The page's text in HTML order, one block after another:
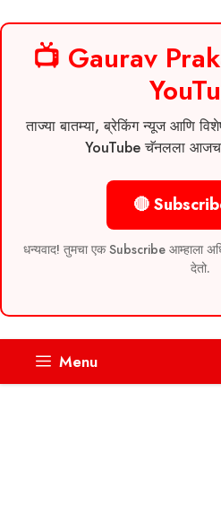
📺 Gaurav
ताज्या बातम्या, ब्रेकिंग न्यूज आणि
YouTube चॅनलला आजच
🔴
धन्यवाद! तुमचा एक Subscribe आम्हाला
देतो.
Menu